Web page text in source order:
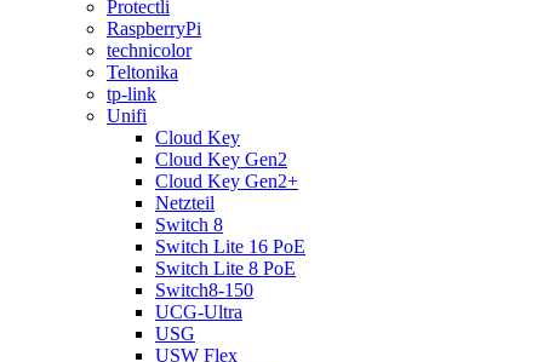
Protectli
RaspberryPi
technicolor
Teltonika
tp-link
Unifi
Cloud Key
Cloud Key Gen2
Cloud Key Gen2+
Netzteil
Switch 8
Switch Lite 16 PoE
Switch Lite 8 PoE
Switch8-150
UCG-Ultra
USG
USW Flex